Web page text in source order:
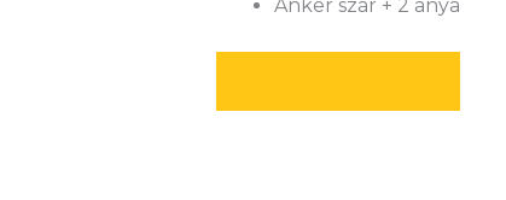
Anker szár + 2 anya